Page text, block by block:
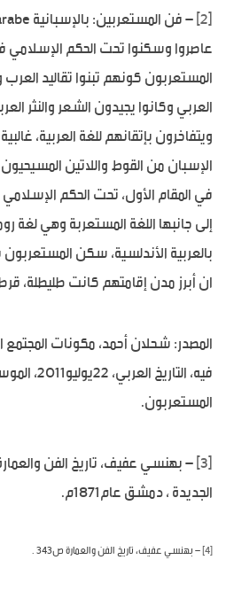
[2]
عاصروا وسكنوا تحت الحكم الإسلامي
المستعربون كونهم تبنوا تقاليد
العربي وكانوا يجيدون الشعر والنثر
ويتفاخرون بإتقانهم للغة العربية،
الإسبان من القوط واللاتين
في المقام الأول، تحت الحكم الإسلامي
إلى جانبها اللغة المستعربة وهي لغة
بالعربية الأندلسية، سكن
ان أبرز مدن إقامتهم كانت طليطلة،
المصدر: شحلان أحمد، مكونات المجتمع
فيه، التاريخ
المستعربون.
[3]
الجديدة ، دمشق عام1871م.
[4] – بهنسي عفيف، تاريخ الفن والعمارة ص343 .